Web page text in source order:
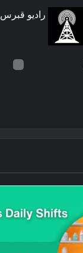
رادیو قبرس